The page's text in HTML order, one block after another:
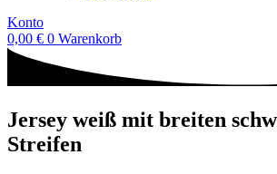
Konto
0,00 € 0 Warenkorb
Jersey weiß mit breiten
Streifen